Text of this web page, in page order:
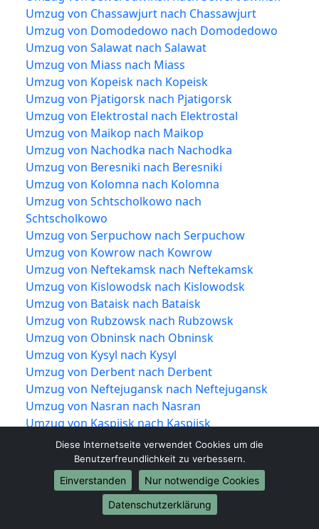
Umzug von Chassawjurt nach Chassawjurt
Umzug von Domodedowo nach Domodedowo
Umzug von Salawat nach Salawat
Umzug von Miass nach Miass
Umzug von Kopeisk nach Kopeisk
Umzug von Pjatigorsk nach Pjatigorsk
Umzug von Elektrostal nach Elektrostal
Umzug von Maikop nach Maikop
Umzug von Nachodka nach Nachodka
Umzug von Beresniki nach Beresniki
Umzug von Kolomna nach Kolomna
Umzug von Schtscholkowo nach
Schtscholkowo
Umzug von Serpuchow nach Serpuchow
Umzug von Kowrow nach Kowrow
Umzug von Neftekamsk nach Neftekamsk
Umzug von Kislowodsk nach Kislowodsk
Umzug von Bataisk nach Bataisk
Umzug von Rubzowsk nach Rubzowsk
Umzug von Obninsk nach Obninsk
Umzug von Kysyl nach Kysyl
Umzug von Derbent nach Derbent
Umzug von Neftejugansk nach Neftejugansk
Umzug von Nasran nach Nasran
Umzug von Kaspijsk nach Kaspijsk
Umzug von Dolgoprudny nach Dolgoprudny
Umzug von Nowotscheboksarsk nach
Nowotscheboksarsk
Umzug von Nowomoskowsk nach
Nowomoskowsk
Diese Internetseite verwendet Cookies um die
Benutzerfreundlichkeit zu verbessern.
Einverstanden
Nur notwendige Cookies
Datenschutzerklärung